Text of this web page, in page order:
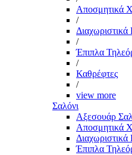
Αποσμητικά
/
/
Έπιπλα
/
Καθρέφτες
/
view more
Σαλόνι
Αξεσουάρ
Αποσμητικά
Έπιπλα